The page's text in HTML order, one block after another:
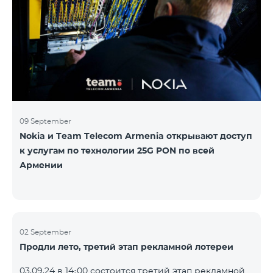
Следите за нами на официальных каналах Team в
Facebook и YouTube. Подробнее:
https://www.telecomarmenia.am/hy/B2S?s
09 September
Nokia и Team Telecom Armenia открывают доступ
к услугам по технологии 25G PON по всей
Армении
02 September
Продли лето, третий этап рекламной лотереи
03.09.24 в 14։00 состоится третий этап рекламной